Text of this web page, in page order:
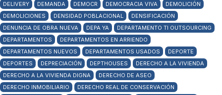
DELIVERY
DEMANDA DEMOCR DEMOCRACIA VIVA
DEMOLICIÓN
DEMOLICIONES
DENSIDAD POBLACIONAL
DENSIFICACIÓN
DENUNCIA DE OBRA NUEVA
DEPA YA
DEPARTAMENTO TI OUTSOURCING
DEPARTAMENTOS
DEPARTAMENTOS EN ARRIENDO
DEPARTAMENTOS NUEVOS
DEPARTAMENTOS USADOS
DEPORTE
DEPORTES
DEPRECIACIÓN DEPTHOUSES
DERECHO A LA VIVIENDA
DERECHO A LA VIVIENDA DIGNA
DERECHO DE ASEO
DERECHO INMOBILIARIO
DERECHO REAL DE CONSERVACIÓN